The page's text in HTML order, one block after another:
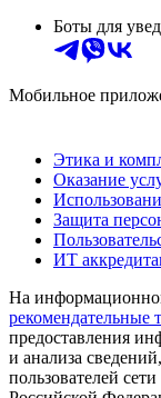
Боты для
Мобильное
Этика и
Оказание
Защита
ИТ
На
рекомендательные
предоставления
и анализа
пользователей